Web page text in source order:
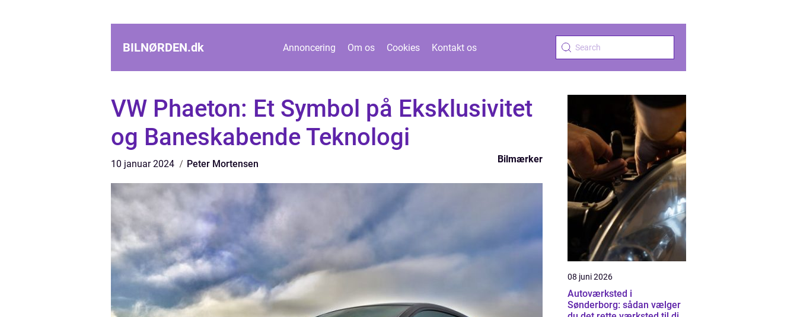
BILNØRDEN.dk Annoncering Om os Cookies Kontakt os
VW Phaeton: Et Symbol på Eksklusivitet
og Baneskabende Teknologi
10 januar 2024 Peter Mortensen Bilmærker
08 juni 2026
Autoværksted i
Sønderborg: sådan vælger